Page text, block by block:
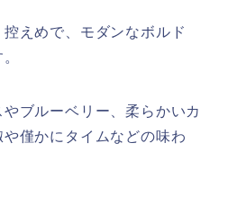
えめで、モダンなボルド
ブルーベリー、柔らかいカ
僅かにタイムなどの味わ